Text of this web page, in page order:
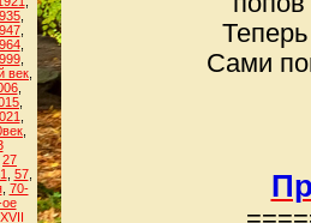
,
,
,
,
век
,
27
57,
, 70-
XVII
Сами